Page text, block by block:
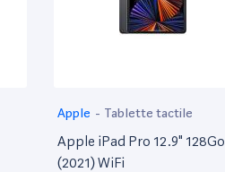
Apple - Tablette tactile
Apple iPad Pro 12.9" 128Go
(2021) WiFi